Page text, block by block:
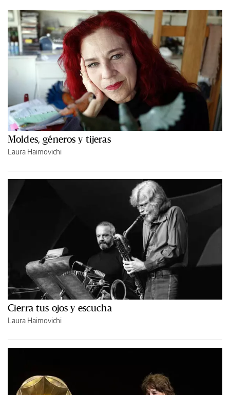
Moldes, géneros y tijeras
Laura Haimovichi
Cierra tus ojos y escucha
Laura Haimovichi